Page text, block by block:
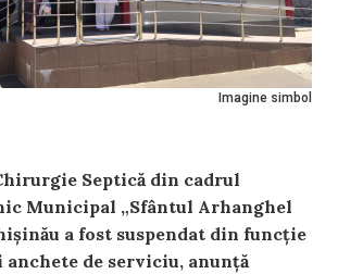
Imagine simbol
Septică din cadrul
Municipal „Sfântul Arhanghel
a fost suspendat din funcție
anchete de serviciu, anunță